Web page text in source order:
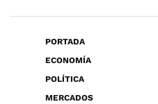
PORTADA
ECONOMÍA
POLÍTICA
MERCADOS